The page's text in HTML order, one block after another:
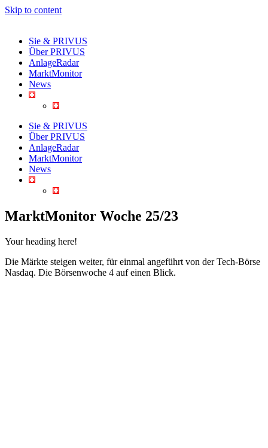
Skip to content
Sie & PRIVUS
Über PRIVUS
AnlageRadar
MarktMonitor
News
Sie & PRIVUS
Über PRIVUS
AnlageRadar
MarktMonitor
News
MarktMonitor Woche 25/23
Your heading here!
Die Märkte steigen weiter, für einmal angeführt von der Tech-Börse
Nasdaq. Die Börsenwoche 4 auf einen Blick.